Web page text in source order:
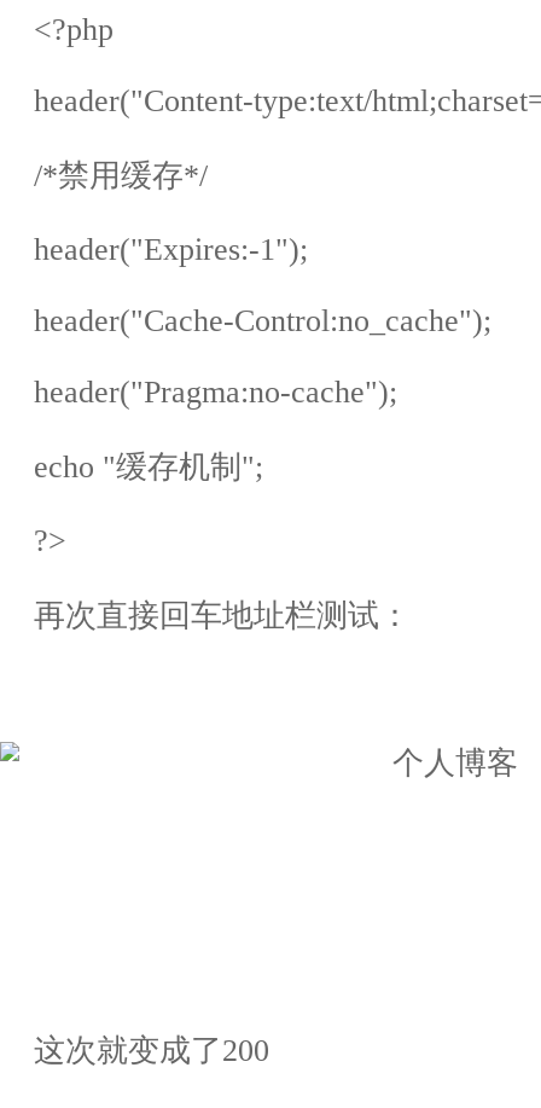
<?php
header("Content-type:text/
/*禁用缓存*/
header("Expires:-1");
header("Cache-Control:no_cache");
header("Pragma:no-cache");
echo "缓存机制 ";
?>
再次直接回车地址栏测试：
这次就变成了200